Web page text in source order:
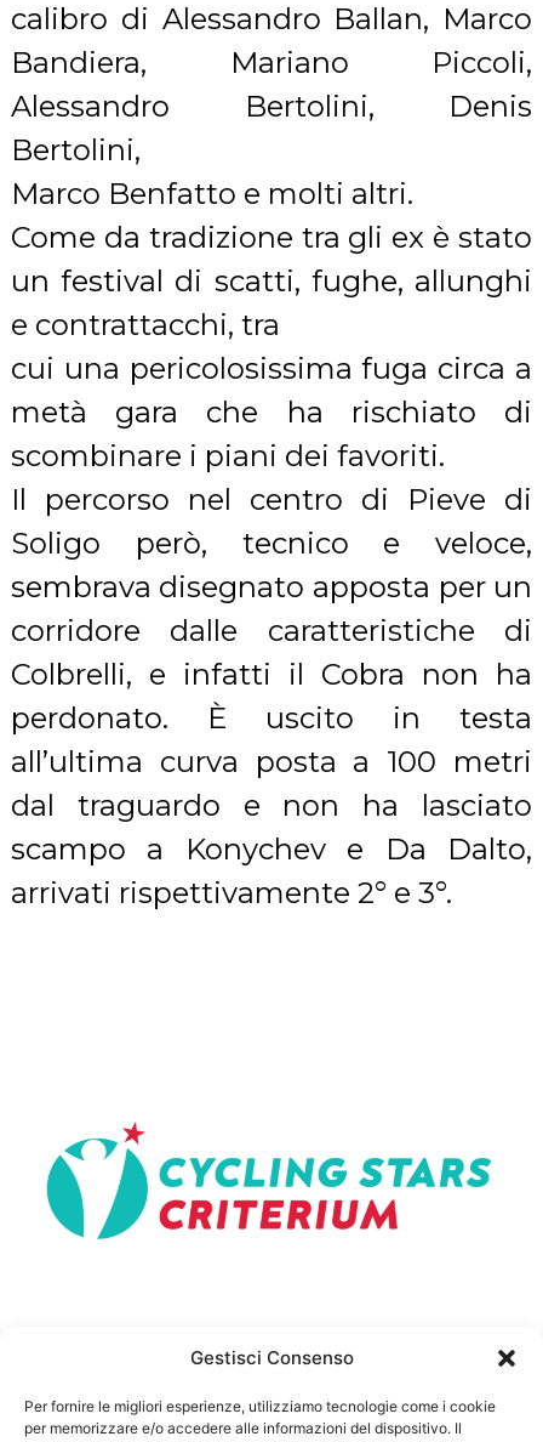
Gestisci Consenso
Per fornire le migliori esperienze, utilizziamo tecnologie come i cookie
per memorizzare e/o accedere alle informazioni del dispositivo. Il
calibro di Alessandro Ballan, Marco
Bandiera, Mariano Piccoli,
Alessandro Bertolini, Denis
Bertolini,
Marco Benfatto e molti altri.
Come da tradizione tra gli ex è stato
un festival di scatti, fughe, allunghi
e contrattacchi, tra
cui una pericolosissima fuga circa a
metà gara che ha rischiato di
scombinare i piani dei favoriti.
Il percorso nel centro di Pieve di
Soligo però, tecnico e veloce,
sembrava disegnato apposta per un
corridore dalle caratteristiche di
Colbrelli, e infatti il Cobra non ha
perdonato. È uscito in testa
all’ultima curva posta a 100 metri
dal traguardo e non ha lasciato
scampo a Konychev e Da Dalto,
arrivati rispettivamente 2° e 3°.
U.C Giorgione ASD - Via Vittorio Veneto 6 - 31033 Castelfranco
Veneto (TV) - CF 81001890268 - P.IVA 01105490260